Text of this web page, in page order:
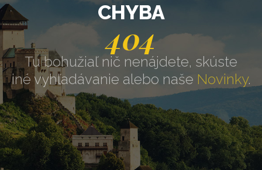
CHYBA
404
Tu bohužiaľ nič nenájdete, skúste
iné vyhľadávanie alebo naše Novinky.